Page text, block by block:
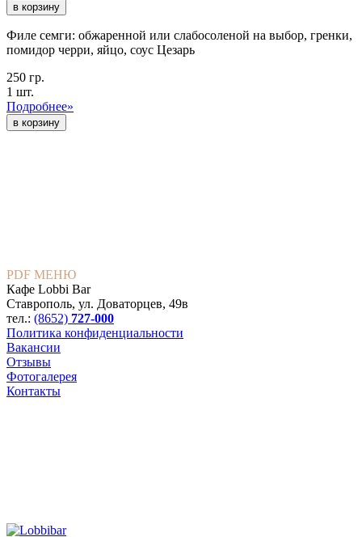
в корзину
Филе семги: обжаренной или слабосоленой на выбор, гренки,
помидор черри, яйцо, соус Цезарь
250 гр.
1 шт.
Подробнее»
PDF МЕНЮ
Кафе Lobbi Bar
Ставрополь, ул. Доваторцев, 49в
тел.: (8652) 727-000
Политика конфиденциальности
Вакансии
Отзывы
Фотогалерея
Контакты